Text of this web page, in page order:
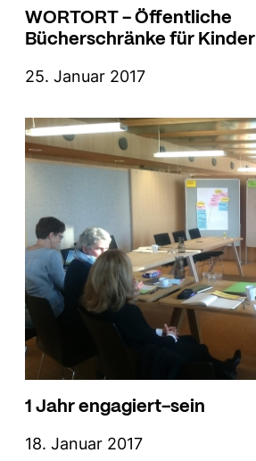
WORTORT - Öffentliche
Bücherschränke für Kinder
25. Januar 2017
1 Jahr engagiert-sein
18. Januar 2017